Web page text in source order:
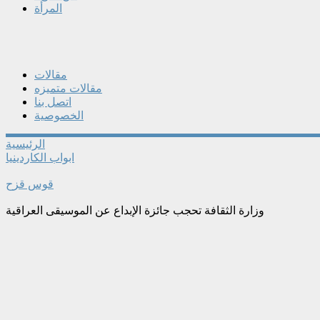
المرأة
مقالات
مقالات متميزه
اتصل بنا
الخصوصية
الرئيسية
ابواب الكاردينيا
قوس قزح
وزارة الثقافة تحجب جائزة الإبداع عن الموسيقى العراقية